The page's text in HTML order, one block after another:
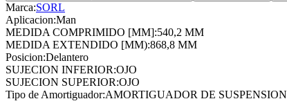
Marca:SORL
Aplicacion:Man
MEDIDA COMPRIMIDO [MM]:540,2 MM
MEDIDA EXTENDIDO [MM):868,8 MM
Posicion:Delantero
SUJECION INFERIOR:OJO
SUJECION SUPERIOR:OJO
Tipo de Amortiguador:AMORTIGUADOR DE SUSPENSION